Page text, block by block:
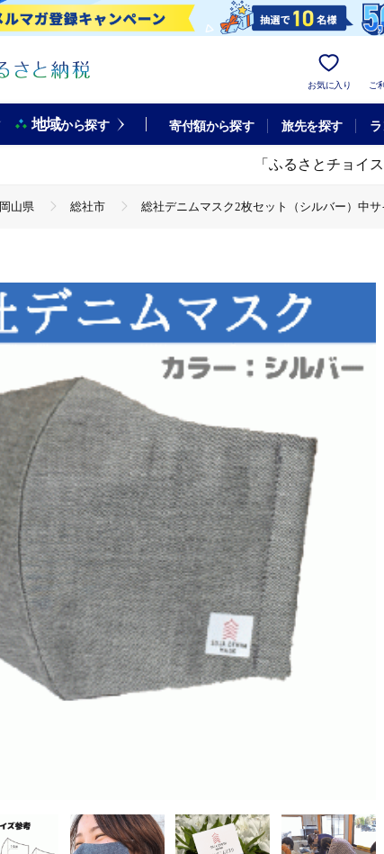
お気に入り ご
地域から探す 寄付額から探す 旅先を探す
「ふるさとチョイ
岡山県 総社市 総社デニムマスク2枚セット（シルバー）中サ